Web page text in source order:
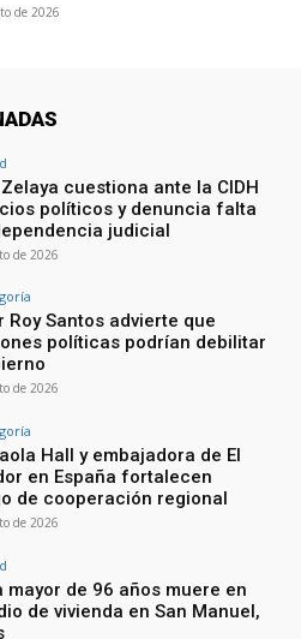
de 2026
cuestiona ante la CIDH
políticos y denuncia falta
judicial
de 2026
Roy Santos advierte que
políticas podrían debilitar
de 2026
Hall y embajadora de El
en España fortalecen
de cooperación regional
de 2026
mayor de 96 años muere en
de vivienda en San Manuel,